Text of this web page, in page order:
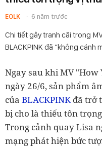
EOLK 6 năm trước
Chi tiết gây tranh cãi trong
BLACKPINK đã “không cánh
Ngay sau khi MV
ngày 26/6, sản phẩm
của BLACKPINK đã trở
bị cho là thiếu tôn
Trong cảnh quay Lisa
mạng phát hiện bức